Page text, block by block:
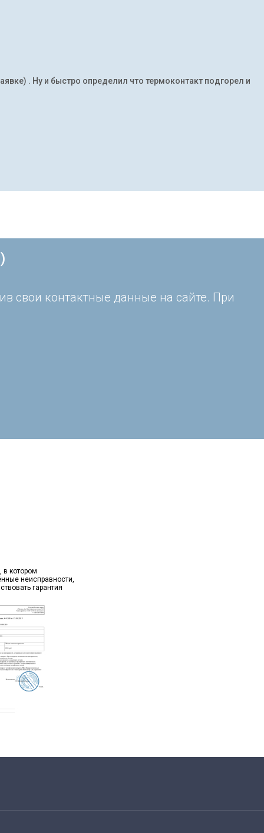
. Ну и быстро определил что термоконтакт подгорел и
свои контактные данные на сайте. При
в котором
неисправности,
гарантия